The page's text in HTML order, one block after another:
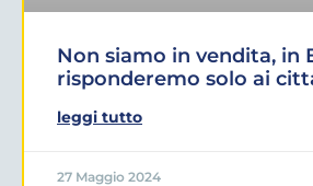
Non siamo in vendita, in
risponderemo solo ai
leggi tutto
27 Maggio 2024